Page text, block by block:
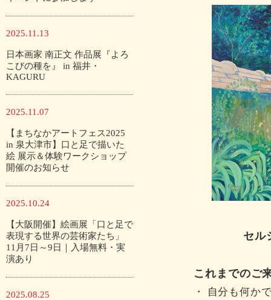
2025.11.13
日本画家 南正文 作品展『よろ
こびの種を』 in 福井・
KAGURU
2025.11.07
【まちなかアートフェス2025
in 泉大津市】口と足で描いた
絵 展示＆体験ワークショップ
開催のお知らせ
2025.10.24
【大阪開催】絵画展「口と足で
表現する世界の芸術家たち」
11月7日～9日｜入場無料・実
演あり
2025.08.25
セル
これまでのご
・ 自分も何か